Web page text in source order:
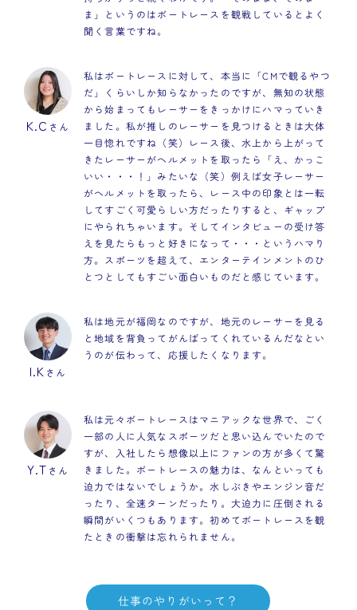
ま」というのはボートレースを観戦しているとよく
聞く言葉ですね。
K.C さん
私はボートレースに対して、本当に「CMで観るやつ
だ」くらいしか知らなかったのですが、無知の状態
から始まってもレーサーをきっかけにハマっていき
ました。私が推しのレーサーを見つけるときは大体
一目惚れですね（笑）レース後、水上から上がって
きたレーサーがヘルメットを取ったら「え、かっこ
いい・・・！」みたいな（笑）例えば女子レーサー
がヘルメットを取ったら、レース中の印象とは一転
してすごく可愛らしい方だったりすると、ギャップ
にやられちゃいます。そしてインタビューの受け答
えを見たらもっと好きになって・・・というハマり
方。スポーツを超えて、エンターテインメントのひ
とつとしてもすごい面白いものだと感じています。
I.K さん
私は地元が福岡なのですが、地元のレーサーを見る
と地域を背負ってがんばってくれているんだなとい
うのが伝わって、応援したくなります。
Y.T さん
私は元々ボートレースはマニアックな世界で、ごく
一部の人に人気なスポーツだと思い込んでいたので
すが、入社したら想像以上にファンの方が多くて驚
きました。ボートレースの魅力は、なんといっても
迫力ではないでしょうか。水しぶきやエンジン音だ
ったり、全速ターンだったり。大迫力に圧倒される
瞬間がいくつもあります。初めてボートレースを観
たときの衝撃は忘れられません。
仕事のやりがいって？